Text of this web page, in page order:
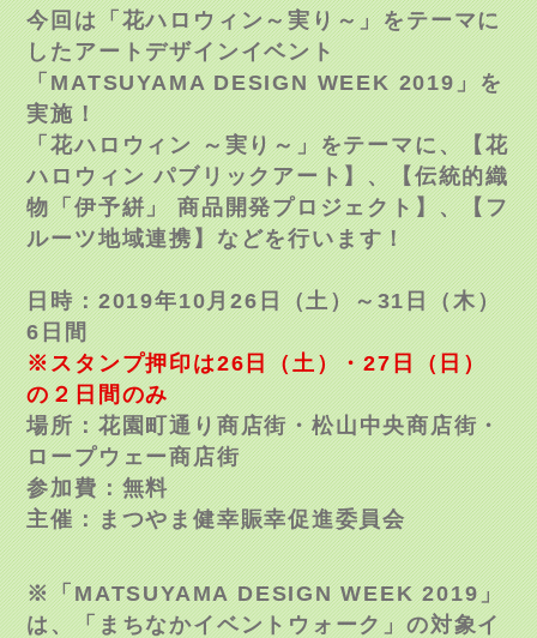
今回は「花ハロウィン～実り～」をテーマに
したアートデザインイベント
「MATSUYAMA DESIGN WEEK 2019」を
実施！
「花ハロウィン ～実り～」をテーマに、【花
ハロウィン パブリックアート】、【伝統的織
物「伊予絣」 商品開発プロジェクト】、【フ
ルーツ地域連携】などを行います！
日時：2019年10月26日（土）～31日（木）
6日間
※スタンプ押印は26日（土）・27日（日）
の２日間のみ
場所：花園町通り商店街・松山中央商店街・
ロープウェー商店街
参加費：無料
主催：まつやま健幸賑幸促進委員会
※「MATSUYAMA DESIGN WEEK 2019」
は、「まちなかイベントウォーク」の対象イ